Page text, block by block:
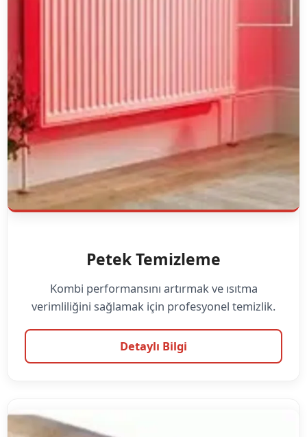
Petek Temizleme
Kombi performansını artırmak ve ısıtma
verimliliğini sağlamak için profesyonel temizlik.
Detaylı Bilgi